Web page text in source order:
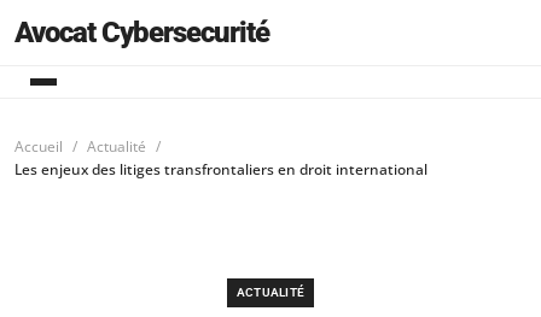
Avocat Cybersecurité
Accueil
Actualité
Les enjeux des litiges transfrontaliers en droit international
ACTUALITÉ